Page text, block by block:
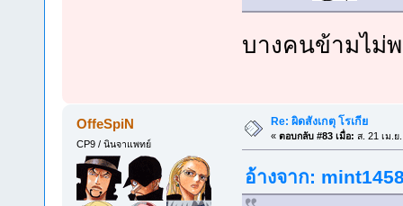
บางคนข้ามไม่
OffeSpiN
CP9 / นินจาแพทย์
Re: ผิดสังเกตุ โรเกีย
« ตอบกลับ #83 เมื่อ: ส. 21 เม.ย
อ้างจาก: